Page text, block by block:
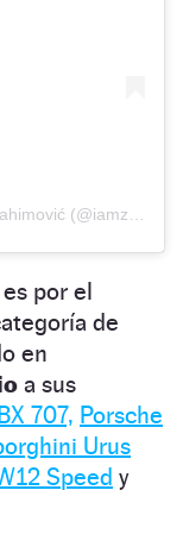
Una publicación compartida de Zlatan Ibrahimović (@iamzlatanibrahimovic)
por el
de
en
a sus
707, Porsche
Urus
Speed y